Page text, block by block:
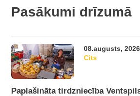
Pasākumi drīzumā
08.augusts, 2026
Cits
Paplašināta tirdzniecība